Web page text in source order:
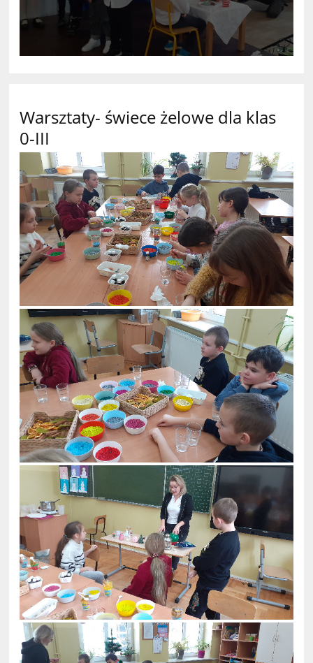
Warsztaty- świece żelowe dla klas
0-III